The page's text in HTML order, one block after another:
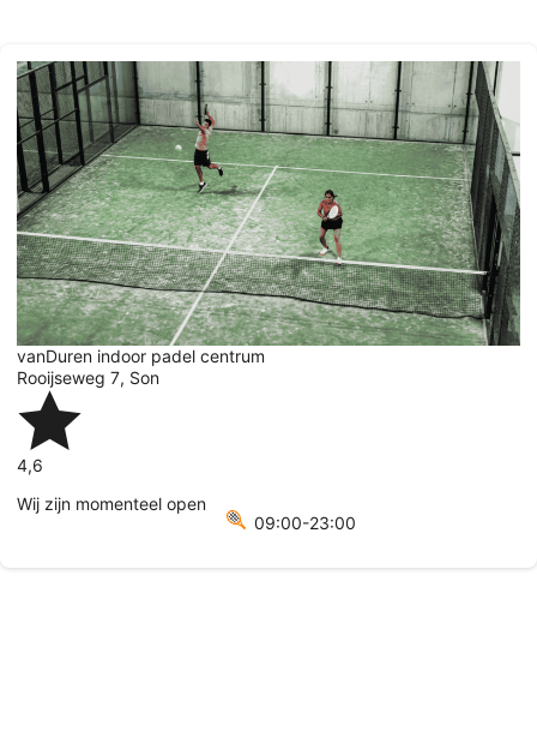
vanDuren indoor padel centrum
Rooijseweg 7, Son
4,6
Wij zijn momenteel open
09:00-23:00